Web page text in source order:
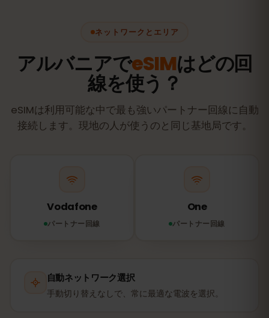
ネットワークとエリア
アルバニアでeSIMはどの回
線を使う？
eSIMは利用可能な中で最も強いパートナー回線に自動
接続します。現地の人が使うのと同じ基地局です。
Vodafone
パートナー回線
One
パートナー回線
自動ネットワーク選択
手動切り替えなしで、常に最適な電波を選択。